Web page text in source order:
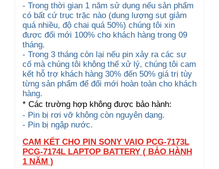
- Trong thời gian 1 năm sử dụng nếu sản phẩm
có bất cứ trục trặc nào (dung lượng sụt giảm
quá nhiều, độ chai quá 50%) chúng tôi xin
được đổi mới 100% cho khách hàng trong 09
tháng.
- Trong 3 tháng còn lại nếu pin xảy ra các sự
cố mà chúng tôi không thể xử lý, chúng tôi cam
kết hỗ trợ khách hàng 30% đến 50% giá trị tùy
từng sản phẩm để đổi mới hoàn toàn cho khách
hàng.
* Các trường hợp không được bảo hành:
- Pin bị rơi vỡ không còn nguyên dạng.
- Pin bị ngập nước.
CAM KẾT CHO PIN SONY VAIO PCG-7173L
PCG-7174L LAPTOP BATTERY ( BẢO HÀNH
1 NĂM )